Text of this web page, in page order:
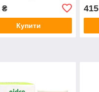
фону,
₴
Купити
415